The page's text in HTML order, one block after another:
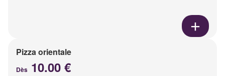
Pizza orientale
Dès 10.00 €